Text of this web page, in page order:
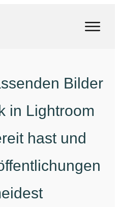
Bilder
in Lightroom
hast und